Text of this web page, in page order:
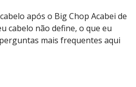
após o Big Chop Acabei de
cabelo não define, o que eu
mais frequentes aqui